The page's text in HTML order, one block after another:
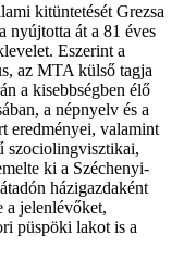
kitüntetését Grezsa
nyújtotta át a 81 éves
Eszerint a
az MTA külső tagja
a kisebbségben élő
a népnyelv és a
eredményei, valamint
szociolingvisztikai,
ki a Széchenyi-
házigazdaként
a jelenlévőket,
püspöki lakot is a